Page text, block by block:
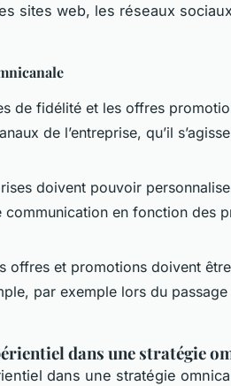
sites web, les réseaux
de fidélité et les offres
de l’entreprise, qu’il
doivent pouvoir
communication en fonction des
offres et promotions doivent
par exemple lors du
dans une stratégie
dans une stratégie